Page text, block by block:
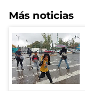
Más noticias